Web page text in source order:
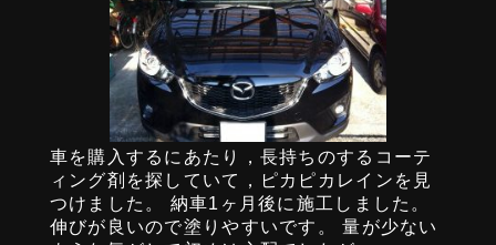
車を購入するにあたり，長持ちのするコーテ
ィング剤を探していて，ピカピカレインを見
つけました。 納車1ヶ月後に施工しました。
伸びが良いので塗りやすいです。 量が少ない